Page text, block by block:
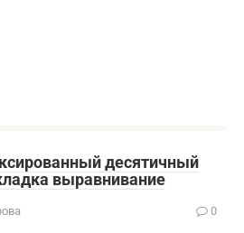
десятичный
выравнивание
0